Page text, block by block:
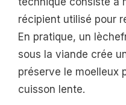
récipient utilisé pour
En pratique, un
sous la viande crée
préserve le moelleux
cuisson lente.